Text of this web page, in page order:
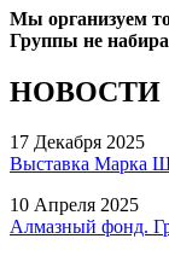
Мы организуем
Группы не
НОВОСТИ
17 Декабря 2025
Выставка Марка
10 Апреля 2025
Алмазный фонд.